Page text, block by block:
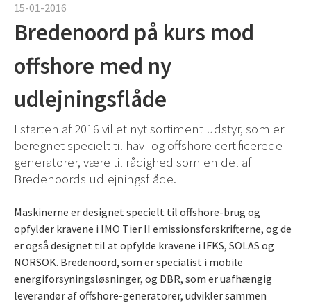
15-01-2016
Bredenoord på kurs mod
offshore med ny
udlejningsflåde
I starten af 2016 vil et nyt sortiment udstyr, som er
beregnet specielt til hav- og offshore certificerede
generatorer, være til rådighed som en del af
Bredenoords udlejningsflåde.
Maskinerne er designet specielt til offshore-brug og
opfylder kravene i IMO Tier II emissionsforskrifterne, og de
er også designet til at opfylde kravene i IFKS, SOLAS og
NORSOK. Bredenoord, som er specialist i mobile
energiforsyningsløsninger, og DBR, som er uafhængig
leverandør af offshore-generatorer, udvikler sammen